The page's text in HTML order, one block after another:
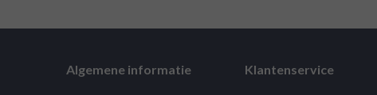
Algemene informatie Klantenservice